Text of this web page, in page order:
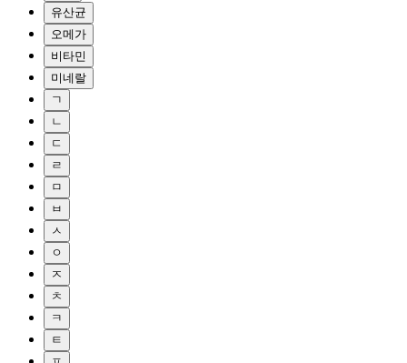
유산균
오메가
비타민
미네랄
ㄱ
ㄴ
ㄷ
ㄹ
ㅁ
ㅂ
ㅅ
ㅇ
ㅈ
ㅊ
ㅋ
ㅌ